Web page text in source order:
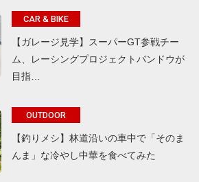
CAR & BIKE
【ガレージ見学】スーパーGT参戦チー
ム、レーシングプロジェクトバンドウが
目指…
OUTDOOR
【釣りメシ】林道沿いの車中で「そのま
んま」な冷やし中華を食べてみた